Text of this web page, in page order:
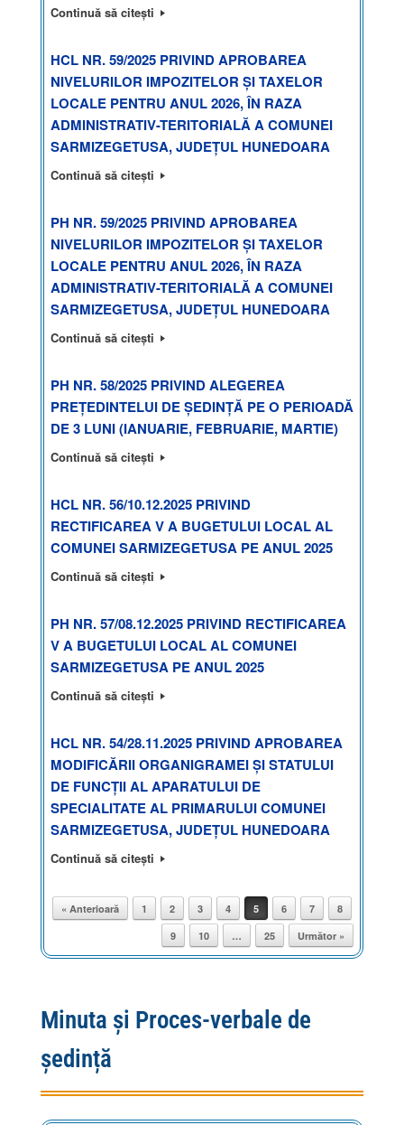
Continuă să citești
HCL NR. 59/2025 PRIVIND APROBAREA
NIVELURILOR IMPOZITELOR ȘI TAXELOR
LOCALE PENTRU ANUL 2026, ÎN RAZA
ADMINISTRATIV-TERITORIALĂ A COMUNEI
SARMIZEGETUSA, JUDEȚUL HUNEDOARA
Continuă să citești
PH NR. 59/2025 PRIVIND APROBAREA
NIVELURILOR IMPOZITELOR ȘI TAXELOR
LOCALE PENTRU ANUL 2026, ÎN RAZA
ADMINISTRATIV-TERITORIALĂ A COMUNEI
SARMIZEGETUSA, JUDEȚUL HUNEDOARA
Continuă să citești
PH NR. 58/2025 PRIVIND ALEGEREA
PREȚEDINTELUI DE ȘEDINȚĂ PE O PERIOADĂ
DE 3 LUNI (IANUARIE, FEBRUARIE, MARTIE)
Continuă să citești
HCL NR. 56/10.12.2025 PRIVIND
RECTIFICAREA V A BUGETULUI LOCAL AL
COMUNEI SARMIZEGETUSA PE ANUL 2025
Continuă să citești
PH NR. 57/08.12.2025 PRIVIND RECTIFICAREA
V A BUGETULUI LOCAL AL COMUNEI
SARMIZEGETUSA PE ANUL 2025
Continuă să citești
HCL NR. 54/28.11.2025 PRIVIND APROBAREA
MODIFICĂRII ORGANIGRAMEI ȘI STATULUI
DE FUNCȚII AL APARATULUI DE
SPECIALITATE AL PRIMARULUI COMUNEI
SARMIZEGETUSA, JUDEȚUL HUNEDOARA
Continuă să citești
Post navigation
« Anterioară 1 2 3 4 5 6 7
8
9
10 … 25 Următor »
Minuta și Proces-verbale de
ședință